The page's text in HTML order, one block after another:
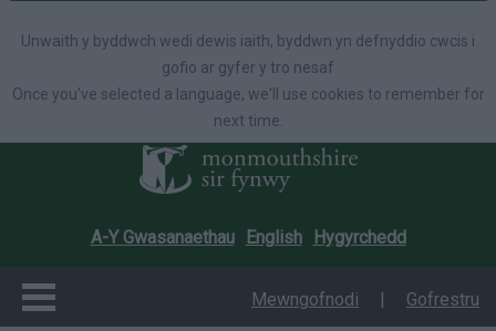
Unwaith y byddwch wedi dewis iaith, byddwn yn defnyddio cwcis i
gofio ar gyfer y tro nesaf
Once you've selected a language, we'll use cookies to remember for
next time.
A-Y Gwasanaethau English Hygyrchedd
Mewngofnodi | Gofrestru